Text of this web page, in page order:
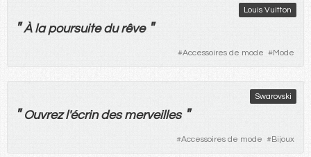
Louis Vuitton
" À la poursuite du rêve "
#Accessoires de mode #Mode
Swarovski
" Ouvrezl'écrin des merveilles "
#Accessoires de mode #Bijoux